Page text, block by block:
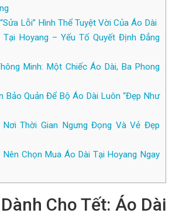
Lỗi” Hình Thể Tuyệt Vời Của Áo Dài
Tại Hoyang – Yếu Tố Quyết Định Đẳng
Minh: Một Chiếc Áo Dài, Ba Phong
Bảo Quản Để Bộ Áo Dài Luôn “Đẹp Như
Thời Gian Ngưng Đọng Và Vẻ Đẹp
Nên Chọn Mua Áo Dài Tại Hoyang Ngay
Cho Tết: Áo Dài